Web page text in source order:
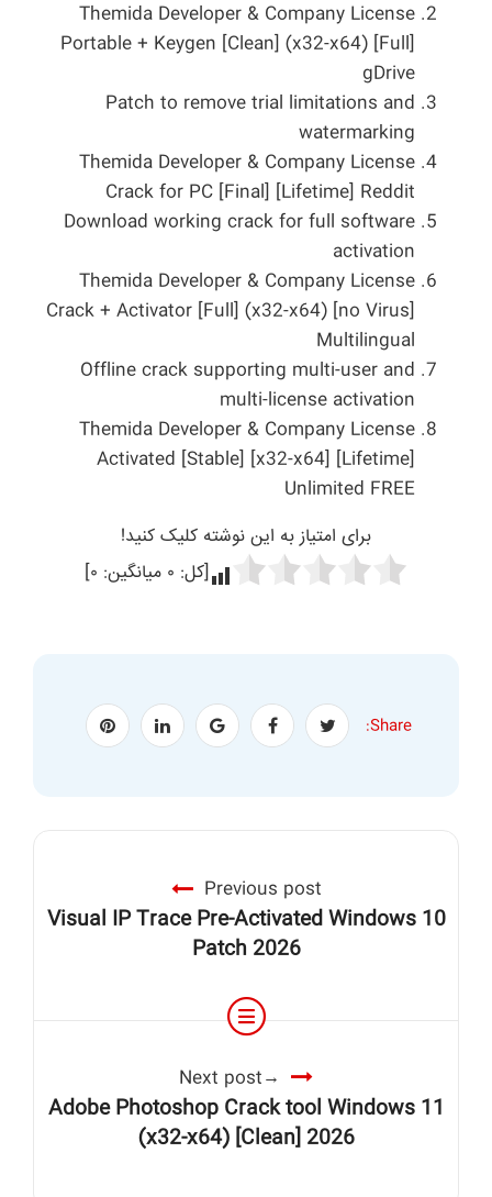
Themida Developer & Company License
Portable + Keygen [Clean] (x32-x64) [Full]
gDrive
Patch to remove trial limitations and
watermarking
Themida Developer & Company License
Crack for PC [Final] [Lifetime] Reddit
Download working crack for full software
activation
Themida Developer & Company License
Crack + Activator [Full] (x32-x64) [no Virus]
Multilingual
Offline crack supporting multi-user and
multi-license activation
Themida Developer & Company License
Activated [Stable] [x32-x64] [Lifetime]
Unlimited FREE
برای امتیاز به این نوشته کلیک کنید!
[کل: ۰ میانگین: ۰]
Share:
Previous post
Visual IP Trace Pre-Activated Windows 10
Patch 2026
Next post
Adobe Photoshop Crack tool Windows 11
(x32-x64) [Clean] 2026